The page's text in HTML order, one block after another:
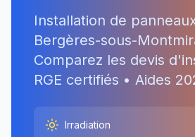
Installation de
Bergères-sous-
Comparez les devis
RGE certifiés • Aides
Irradiation